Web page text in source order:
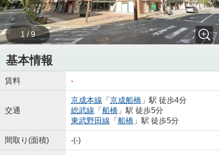
1 / 9
基本情報
賃料 -
交通
京成本線 「 京成船橋 」駅 徒歩4分
総武線 「 船橋 」駅 徒歩5分
東武野田線 「 船橋 」駅 徒歩5分
間取り(面積) -(-)